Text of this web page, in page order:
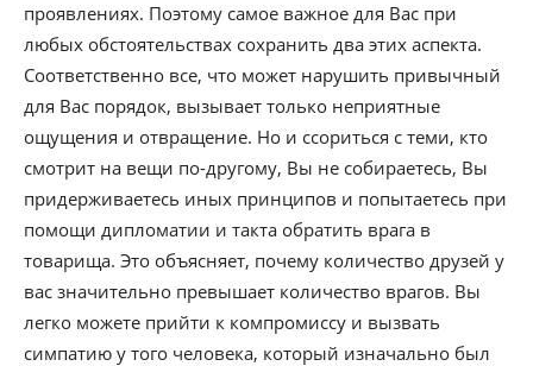
проявлениях. Поэтому самое важное для Вас при
любых обстоятельствах сохранить два этих аспекта.
Соответственно все, что может нарушить привычный
для Вас порядок, вызывает только неприятные
ощущения и отвращение. Но и ссориться с теми, кто
смотрит на вещи по-другому, Вы не собираетесь, Вы
придерживаетесь иных принципов и попытаетесь при
помощи дипломатии и такта обратить врага в
товарища. Это объясняет, почему количество друзей у
вас значительно превышает количество врагов. Вы
легко можете прийти к компромиссу и вызвать
симпатию у того человека, который изначально был